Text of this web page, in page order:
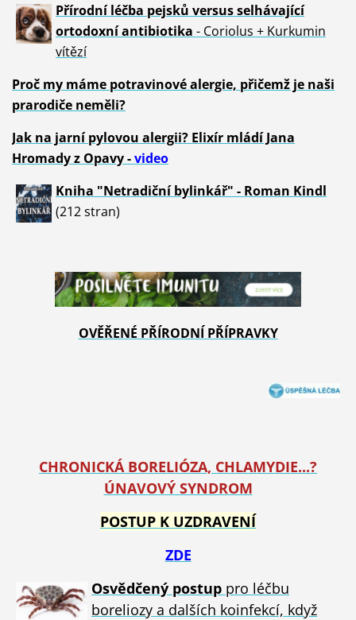
Přírodní léčba pejsků versus selhávající
ortodoxní antibiotika - Coriolus + Kurkumin
vítězí
Proč my máme potravinové alergie, přičemž je naši
prarodiče neměli?
Jak na jarní pylovou alergii? Elixír mládí Jana
Hromady z Opavy -video
Kniha "Netradiční bylinkář" - Roman Kindl
(212 stran)
OVĚŘENÉ PŘÍRODNÍ PŘÍPRAVKY
CHRONICKÁ BORELIÓZA, CHLAMYDIE...?
ÚNAVOVÝ SYNDROM
POSTUP K UZDRAVENÍ
ZDE
Osvědčený postuppro léčbu
boreliozy a dalších koinfekcí, když